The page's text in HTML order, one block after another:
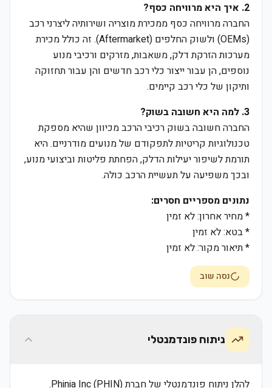
2. איך היא מרוויחה כסף?
החברה מרוויחה כסף ממכירת מוצריה ושירותיה ליצרני רכב
(OEMs) ולשוק החלפים (Aftermarket). זה כולל מכירת
מערכות הזרקת דלק, משאבות, מזרקים ורכיבי מנוע
נוספים, הן עבור ייצור כלי רכב חדשים והן עבור תחזוקה
ותיקון של כלי רכב קיימים.
3. למה היא חשובה בשוק?
החברה חשובה בשוק רכיבי הרכב מכיוון שהיא מספקת
טכנולוגיות קריטיות לתפקודם של מנועים מודרניים. היא
תורמת לשיפור יעילות הדלק, הפחתת פליטות וביצועי מנוע,
ובכך משפיעה על תעשיית הרכב כולה.
נתונים מספריים חסרים:
* מחיר אחרון: לא זמין
* בטא: לא זמין
* תיאור מקור: לא זמין
נסה שוב
ניתוח פונדמנטלי
להלן ניתוח פונדמנטלי של חברת Phinia Inc (PHIN).